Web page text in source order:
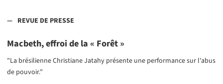
REVUE DE PRESSE
Macbeth, effroi de la « Forêt »
"La brésilienne Christiane Jatahy présente une performance sur l'abus
de pouvoir."